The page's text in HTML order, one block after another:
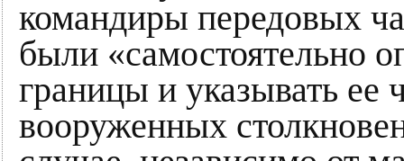
командиры передовых
были «самостоятельно
границы и указывать ее
вооруженных